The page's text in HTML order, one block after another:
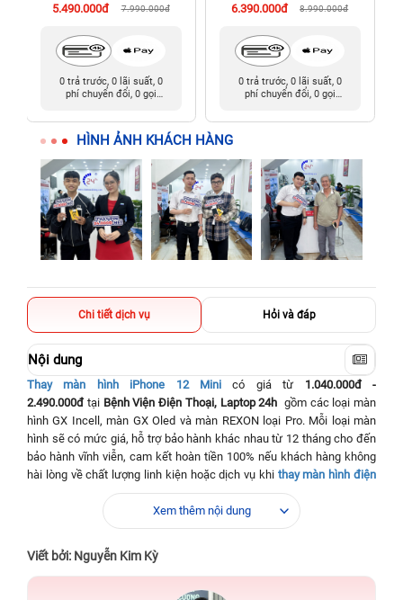
5.490.000đ
7.990.000đ
0 trả trước, 0 lãi suất, 0
phí chuyển đổi, 0 gọi
6.390.000đ
8.990.000đ
0 trả trước, 0 lãi suất, 0
phí chuyển đổi, 0 gọi
HÌNH ẢNH KHÁCH HÀNG
Chi tiết dịch vụ Hỏi và đáp
Nội dung
Thay màn hình iPhone 12 Mini có giá từ 1.040.000đ -
2.490.000đtại Bệnh Viện Điện Thoại, Laptop 24h gồm các loại màn
hình GX Incell, màn GX Oled và màn REXON loại Pro. Mỗi loại màn
hình sẽ có mức giá, hỗ trợ bảo hành khác nhau từ 12 tháng cho đến
bảo hành vĩnh viễn, cam kết hoàn tiền 100% nếu khách hàng không
hài lòng về chất lượng linh kiện hoặc dịch vụ khi thay màn hình điện
⭐ Thay màn hình iPhone 12 Mini
✅ Loại linh kiện
Xem thêm nội dung
Viết bởi: Nguyễn Kim Kỳ